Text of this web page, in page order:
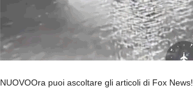
NUOVOOra puoi ascoltare gli articoli di Fox News!